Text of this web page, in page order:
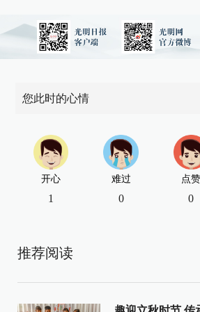
您此时的心情
开心
1
难过
0
点赞
0
推荐阅读